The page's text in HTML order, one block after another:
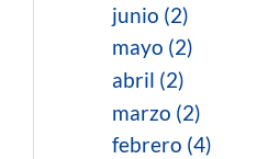
junio (2)
mayo (2)
abril (2)
marzo (2)
febrero (4)